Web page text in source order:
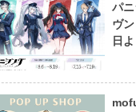
パ
ヴ
日